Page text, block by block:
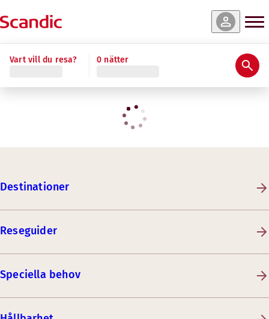
Vart vill du resa? 0 nätter
Destinationer
Reseguider
Speciella behov